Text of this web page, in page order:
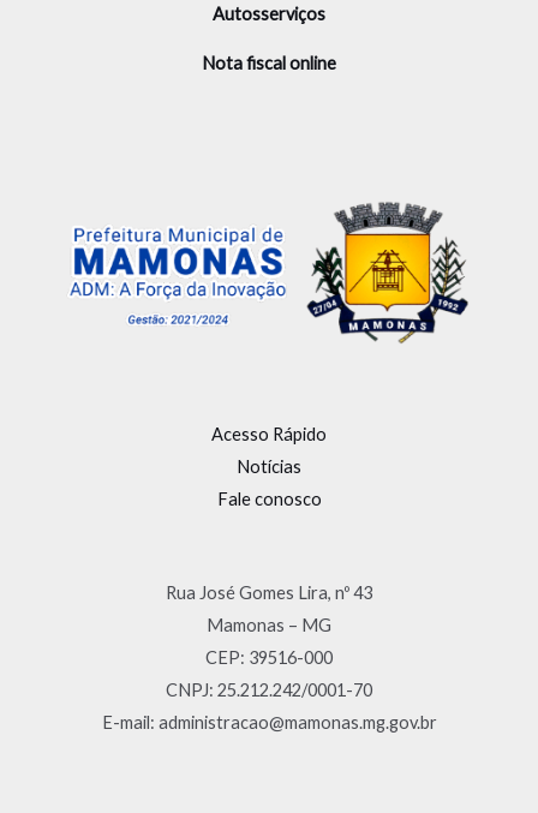
Autosserviços
Nota fiscal online
Acesso Rápido
Notícias
Fale conosco
Rua José Gomes Lira, nº 43
Mamonas – MG
CEP: 39516-000
CNPJ: 25.212.242/0001-70
E-mail: administracao@mamonas.mg.gov.br